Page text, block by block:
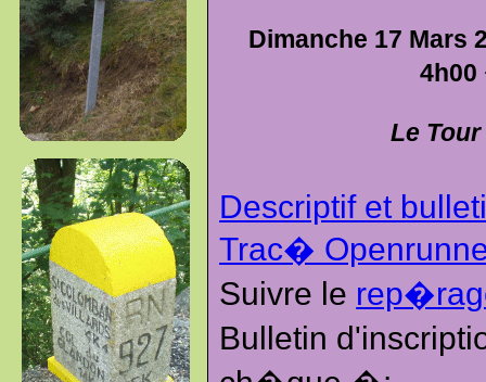
Dimanche 17 Mars
Le
Descriptif et
Trac�
Suivre le
Bulletin